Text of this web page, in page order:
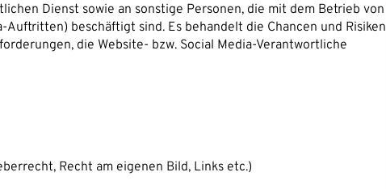
Dienst sowie an sonstige Personen, die mit dem Betrieb von
beschäftigt sind. Es behandelt die Chancen und Risiken
die Website- bzw. Social Media-Verantwortliche
Recht am eigenen Bild, Links etc.)